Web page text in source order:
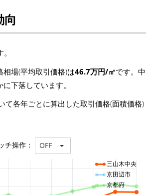
向
場(平均取引価格)は46.7万円/㎡です。中
下落しています。
て各年ごとに算出した取引価格(面積価格)
操作： OFF
三山木中央
京田辺市
京都府